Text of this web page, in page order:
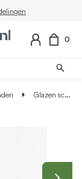
0
Glazen schuifwand zwart - Helder glas - 2 railsysteem tot 177 cm breed